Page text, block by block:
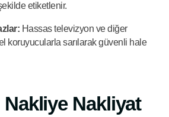
etiketlenir.
Hassas televizyon ve diğer
koruyucularla sarılarak güvenli hale
Nakliyat